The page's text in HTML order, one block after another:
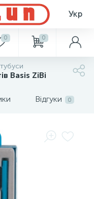
Укр
0 0
Basis ZiBi
Відгуки 0